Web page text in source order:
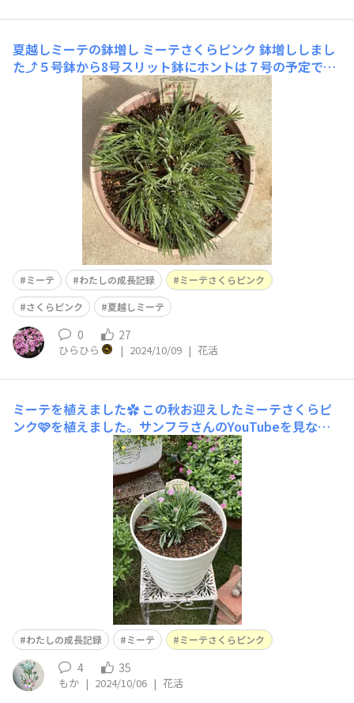
夏越しミーテの鉢増し ミーテさくらピンク 鉢増ししまし
た⤴️５号鉢から8号スリット鉢にホントは７号の予定でし
たが７号鉢なくて😅（この鉢が７号と思ってたら８号だ
った💦）枯葉取ったりしたのであちこち向いてます⬇️
ミーテ わたしの成長記録
ミーテさくらピンク
さくらピンク
夏越しミーテ
0 27
ひらひら | 2024/10/09 | 花活
ミーテを植えました✿ この秋お迎えしたミーテさくらピ
ンク🩷を植えました。サンフラさんのYouTubeを見なが
ら7号鉢に植えました✿お花がとってもかわいいですね✨
別の色も買えばよかったなぁ🫧 ナデシコは初めてなので
ドキドキ💓です🥹
わたしの成長記録 ミーテ ミーテさくらピンク
4 35
もか | 2024/10/06 | 花活